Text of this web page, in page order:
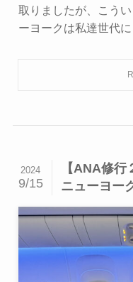
取りましたが、こう
ーヨークは私達世代
【ANA修
ニューヨー
2024
9/15